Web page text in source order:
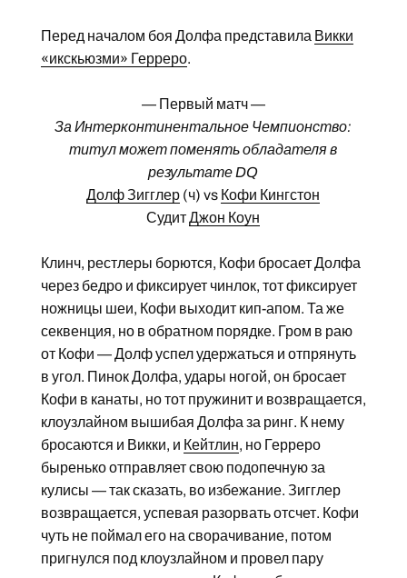
Перед началом боя Долфа представила Викки
«икскьюзми» Герреро.
— Первый матч —
За Интерконтинентальное Чемпионство:
титул может поменять обладателя в
результате DQ
Долф Зигглер (ч) vs Кофи Кингстон
СудитДжон Коун
Клинч, рестлеры борются, Кофи бросает Долфа
через бедро и фиксирует чинлок, тот фиксирует
ножницы шеи, Кофи выходит кип-апом. Та же
секвенция, но в обратном порядке. Гром в раю
от Кофи — Долф успел удержаться и отпрянуть
в угол. Пинок Долфа, удары ногой, он бросает
Кофи в канаты, но тот пружинит и возвращается,
клоузлайном вышибая Долфа за ринг. К нему
бросаются и Викки, и Кейтлин, но Герреро
быренько отправляет свою подопечную за
кулисы — так сказать, во избежание. Зигглер
возвращается, успевая разорвать отсчет. Кофи
чуть не поймал его на сворачивание, потом
пригнулся под клоузлайном и провел пару